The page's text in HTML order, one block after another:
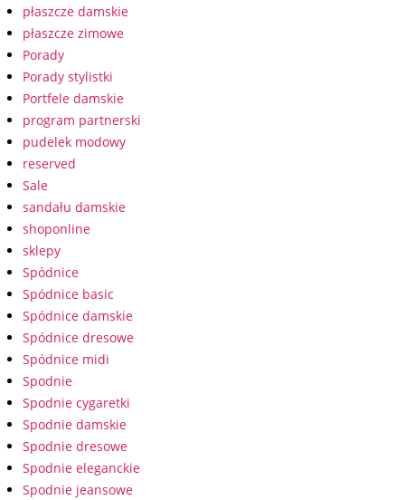
płaszcze damskie
płaszcze zimowe
Porady
Porady stylistki
Portfele damskie
program partnerski
pudelek modowy
reserved
Sale
sandału damskie
shoponline
sklepy
Spódnice
Spódnice basic
Spódnice damskie
Spódnice dresowe
Spódnice midi
Spodnie
Spodnie cygaretki
Spodnie damskie
Spodnie dresowe
Spodnie eleganckie
Spodnie jeansowe